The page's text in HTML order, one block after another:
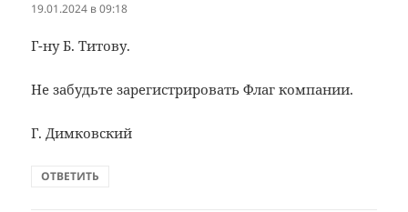
19.01.2024 в 09:18
Г-ну Б. Титову.
Не забудьте зарегистрировать Флаг компании.
Г. Димковский
ОТВЕТИТЬ